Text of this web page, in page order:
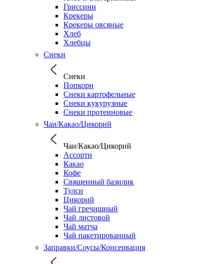
Гриссини
Крекеры
Крекеры овсяные
Хлеб
Хлебцы
Снеки
Снеки
Попкорн
Снеки картофельные
Снеки кукурузные
Снеки протеиновые
Чаи/Какао/Цикорий
Чаи/Какао/Цикорий
Ассорти
Какао
Кофе
Священный базилик
Тулси
Цикорий
Чай гречишный
Чай листовой
Чай матча
Чай пакетированный
Заправки/Соусы/Консервация